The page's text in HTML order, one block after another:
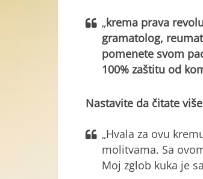
„krema prava
gramatolog,
pomenete svom
100% zaštitu od
Nastavite da čitate
„Hvala za ovu
molitvama. Sa
Moj zglob kuka je